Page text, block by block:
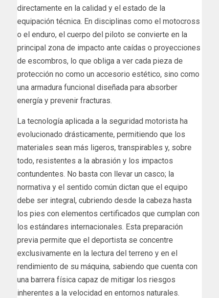
directamente en la calidad y el estado de la
equipación técnica. En disciplinas como el motocross
o el enduro, el cuerpo del piloto se convierte en la
principal zona de impacto ante caídas o proyecciones
de escombros, lo que obliga a ver cada pieza de
protección no como un accesorio estético, sino como
una armadura funcional diseñada para absorber
energía y prevenir fracturas.
La tecnología aplicada a la seguridad motorista ha
evolucionado drásticamente, permitiendo que los
materiales sean más ligeros, transpirables y, sobre
todo, resistentes a la abrasión y los impactos
contundentes. No basta con llevar un casco; la
normativa y el sentido común dictan que el equipo
debe ser integral, cubriendo desde la cabeza hasta
los pies con elementos certificados que cumplan con
los estándares internacionales. Esta preparación
previa permite que el deportista se concentre
exclusivamente en la lectura del terreno y en el
rendimiento de su máquina, sabiendo que cuenta con
una barrera física capaz de mitigar los riesgos
inherentes a la velocidad en entornos naturales.